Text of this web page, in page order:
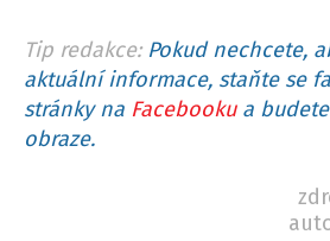
Tip redakce: Pokud nechcete,
aktuální informace, staňte se
stránky na Facebookua
obraze.